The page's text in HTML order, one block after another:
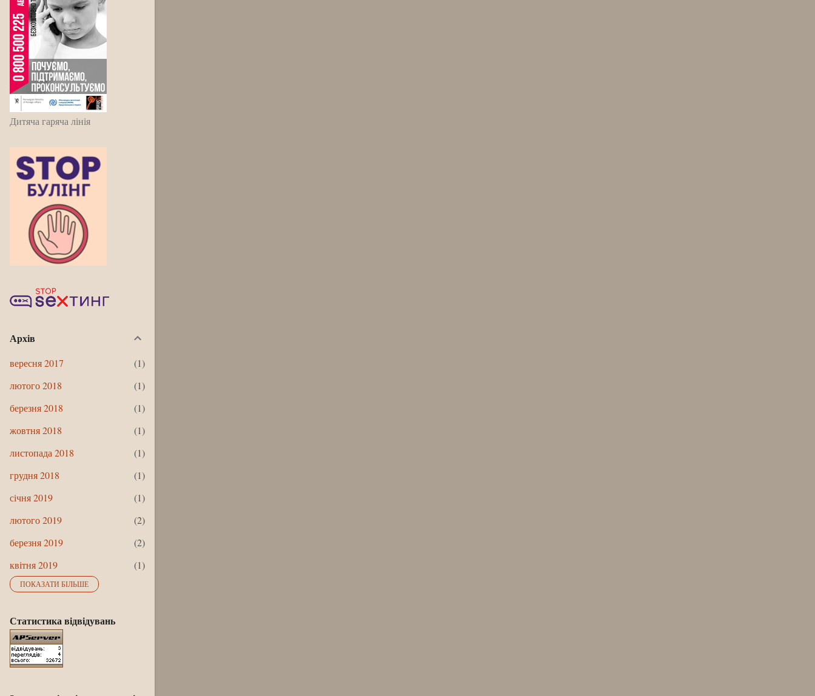
Дитяча гаряча лінія
Архів
вересня 2017
1
лютого 2018
1
березня 2018
1
жовтня 2018
1
листопада 2018
1
грудня 2018
1
січня 2019
1
лютого 2019
2
березня 2019
2
квітня 2019
1
травня 2019
вересня 2019
жовтня 2019
ПОКАЗАТИ БІЛЬШЕ
Статистика відвідувань